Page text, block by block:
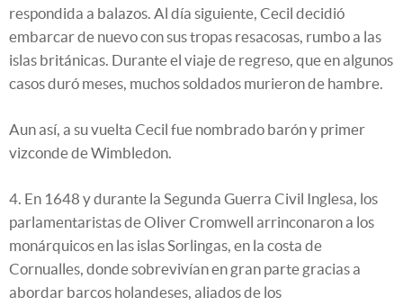
respondida a balazos. Al día siguiente, Cecil decidió
embarcar de nuevo con sus tropas resacosas, rumbo a las
islas británicas. Durante el viaje de regreso, que en algunos
casos duró meses, muchos soldados murieron de hambre.
Aun así, a su vuelta Cecil fue nombrado barón y primer
vizconde de Wimbledon.
4. En 1648 y durante la Segunda Guerra Civil Inglesa, los
parlamentaristas de Oliver Cromwell arrinconaron a los
monárquicos en las islas Sorlingas, en la costa de
Cornualles, donde sobrevivían en gran parte gracias a
abordar barcos holandeses, aliados de los